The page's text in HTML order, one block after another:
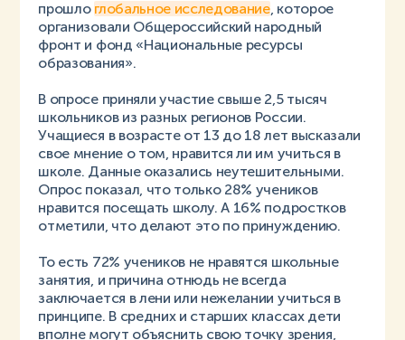
прошло глобальное исследование, которое
организовали Общероссийский народный
фронт и фонд «Национальные ресурсы
образования».
В опросе приняли участие свыше 2,5 тысяч
школьников из разных регионов России.
Учащиеся в возрасте от 13 до 18 лет высказали
свое мнение о том, нравится ли им учиться в
школе. Данные оказались неутешительными.
Опрос показал, что только 28% учеников
нравится посещать школу. А 16% подростков
отметили, что делают это по принуждению.
То есть 72% учеников не нравятся школьные
занятия, и причина отнюдь не всегда
заключается в лени или нежелании учиться в
принципе. В средних и старших классах дети
вполне могут объяснить свою точку зрения,